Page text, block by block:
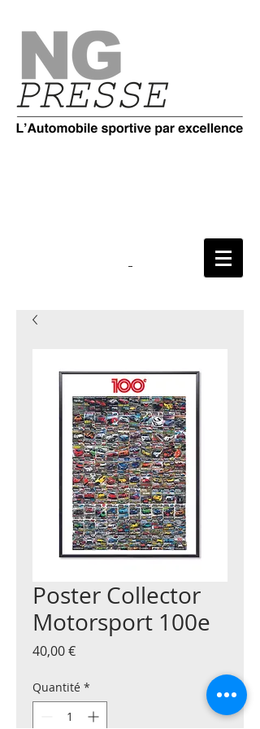
Poster Collector
Motorsport 100e
40,00 €Prix
Quantité *